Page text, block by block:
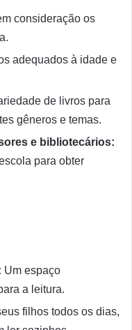
consideração os
adequados à idade e
de livros para
gêneros e temas.
e bibliotecários:
para obter
Um espaço
a leitura.
filhos todos os dias,